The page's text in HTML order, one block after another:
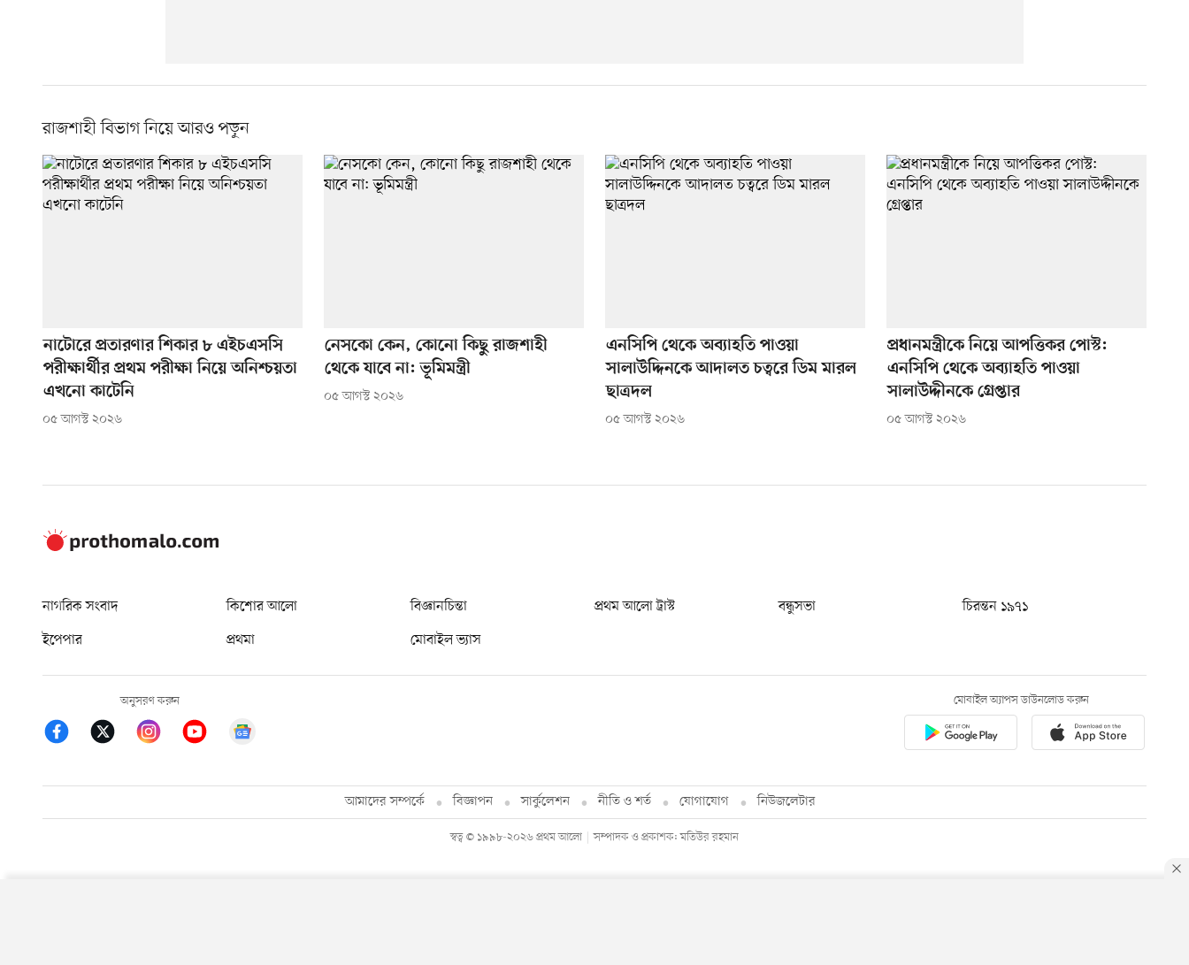
রাজশাহী বিভাগ নিয়ে আরও পড়ুন
নাটোরে প্রতারণার শিকার ৮ এইচএসসি
পরীক্ষার্থীর প্রথম পরীক্ষা নিয়ে অনিশ্চয়তা
এখনো কাটেনি
০৫ আগস্ট ২০২৬
নেসকো কেন, কোনো কিছু রাজশাহী
থেকে যাবে না: ভূমিমন্ত্রী
০৫ আগস্ট ২০২৬
এনসিপি থেকে অব্যাহতি পাওয়া
সালাউদ্দিনকে আদালত চত্বরে ডিম মারল
ছাত্রদল
০৫ আগস্ট ২০২৬
প্রধানমন্ত্রীকে নিয়ে আপত্তিকর পোস্ট:
এনসিপি থেকে অব্যাহতি পাওয়া
সালাউদ্দীনকে গ্রেপ্তার
০৫ আগস্ট ২০২৬
নাগরিক সংবাদ কিশোর আলো বিজ্ঞানচিন্তা প্রথম আলো ট্রাস্ট বন্ধুসভা
চিরন্তন ১৯৭১
ইপেপার
প্রথমা মোবাইল ভ্যাস
অনুসরণ করুন মোবাইল অ্যাপস ডাউনলোড করুন
আমাদের সম্পর্কে বিজ্ঞাপন সার্কুলেশন নীতি ও শর্ত যোগাযোগ নিউজলেটার
স্বত্ব © ১৯৯৮-২০২৬ প্রথম আলো সম্পাদক ও প্রকাশক: মতিউর রহমান